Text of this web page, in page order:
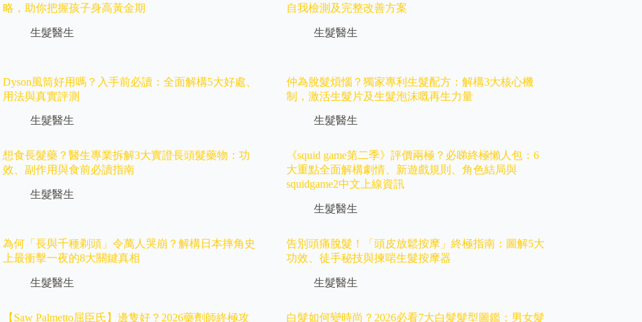
略，助你把握孩子身高黃金期
生髮醫生
自我檢測及完整改善方案
生髮醫生
Dyson風筒好用嗎？入手前必讀：全面解構5大好處、
用法與真實評測
生髮醫生
仲為脫髮煩惱？獨家專利生髮配方：解構3大核心機
制，激活生髮片及生髮泡沫嘅再生力量
生髮醫生
想食長髮藥？醫生專業拆解3大實證長頭髮藥物：功
效、副作用與食前必讀指南
生髮醫生
《squid game第二季》評價兩極？必睇終極懶人包：6
大重點全面解構劇情、新遊戲規則、角色結局與
squidgame2中文上線資訊
生髮醫生
為何「長與千種剃頭」令萬人哭崩？解構日本摔角史
上最衝擊一夜的8大關鍵真相
生髮醫生
告別頭痛脫髮！「頭皮放鬆按摩」終極指南：圖解5大
功效、徒手秘技與揀啱生髮按摩器
生髮醫生
【Saw Palmetto屈臣氏】邊隻好？2026藥劑師終極攻 白髮如何變時尚？2026必看7大白髮髮型圖鑑：男女髮